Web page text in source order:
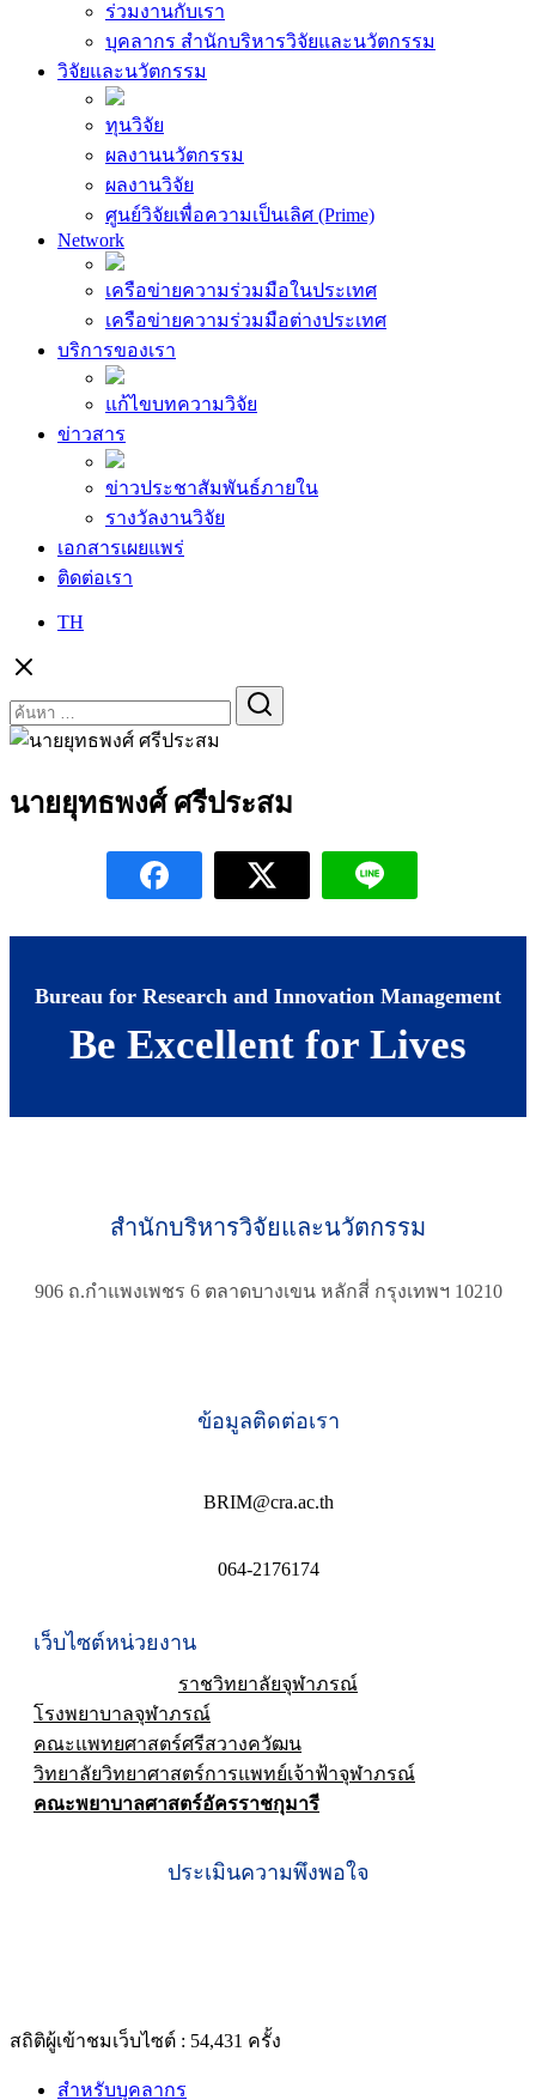
ร่วมงานกับเรา
บุคลากร สำนักบริหารวิจัยและนวัตกรรม
วิจัยและนวัตกรรม
ทุนวิจัย
ผลงานนวัตกรรม
ผลงานวิจัย
ศูนย์วิจัยเพื่อความเป็นเลิศ (Prime)
Network
เครือข่ายความร่วมมือในประเทศ
เครือข่ายความร่วมมือต่างประเทศ
บริการของเรา
แก้ไขบทความวิจัย
ข่าวสาร
ข่าวประชาสัมพันธ์ภายใน
รางวัลงานวิจัย
เอกสารเผยแพร่
ติดต่อเรา
TH
for:
นายยุทธพงศ์ ศรีประสม
Bureau for Research and Innovation Management
Be Excellent for Lives
สำนักบริหารวิจัยและนวัตกรรม
906 ถ.กำแพงเพชร 6 ตลาดบางเขน หลักสี่ กรุงเทพฯ 10210
ข้อมูลติดต่อเรา
BRIM@cra.ac.th
064-2176174
เว็บไซต์หน่วยงาน
ราชวิทยาลัยจุฬาภรณ์
โรงพยาบาลจุฬาภรณ์
คณะแพทยศาสตร์ศรีสวางควัฒน
วิทยาลัยวิทยาศาสตร์การแพทย์เจ้าฟ้าจุฬาภรณ์
คณะพยาบาลศาสตร์อัครราชกุมารี
ประเมินความพึงพอใจ
สถิติผู้เข้าชมเว็บไซต์ : 54,431 ครั้ง
สำหรับบุคลากร